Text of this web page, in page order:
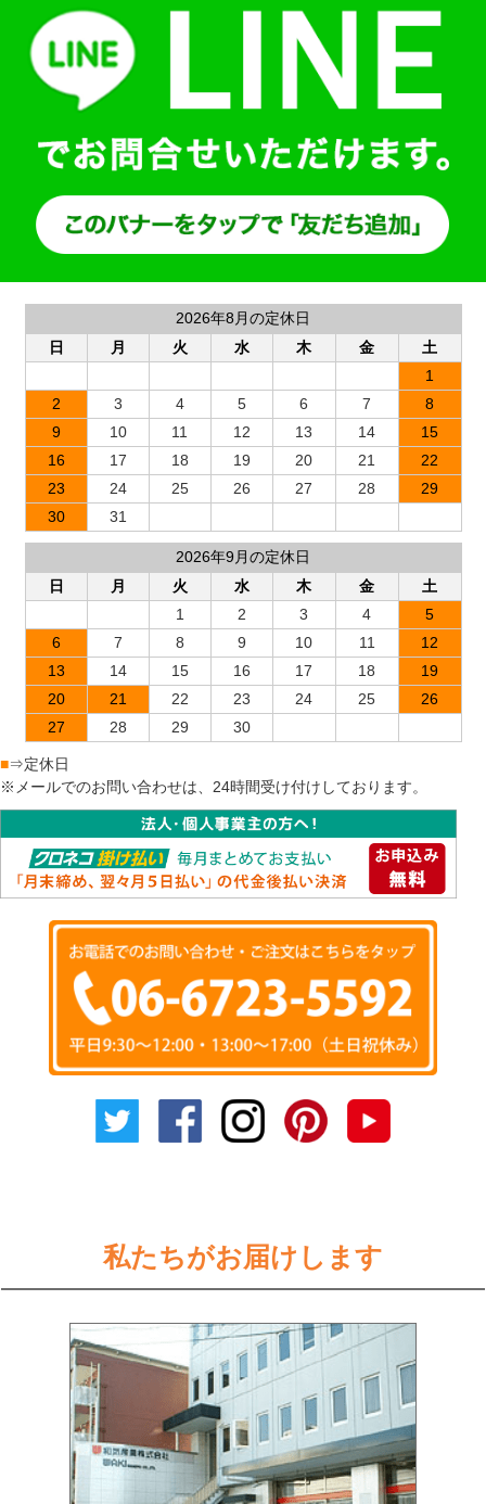
2026年8月の定休日
日
月 火 水 木 金
土
1
2
3 4 5 6 7
8
9
10 11 12 13 14
15
16
17 18 19 20 21
22
23
24 25 26 27 28
29
30
31
2026年9月の定休日
日
月 火 水 木 金
土
1
2 3 4
5
6
7 8 9 10 11
12
13
14 15 16 17 18
19
20
21 22 23 24 25
26
27
28 29 30
■⇒定休日
※メールでのお問い合わせは、24時間受け付けしております。
私たちがお届けします